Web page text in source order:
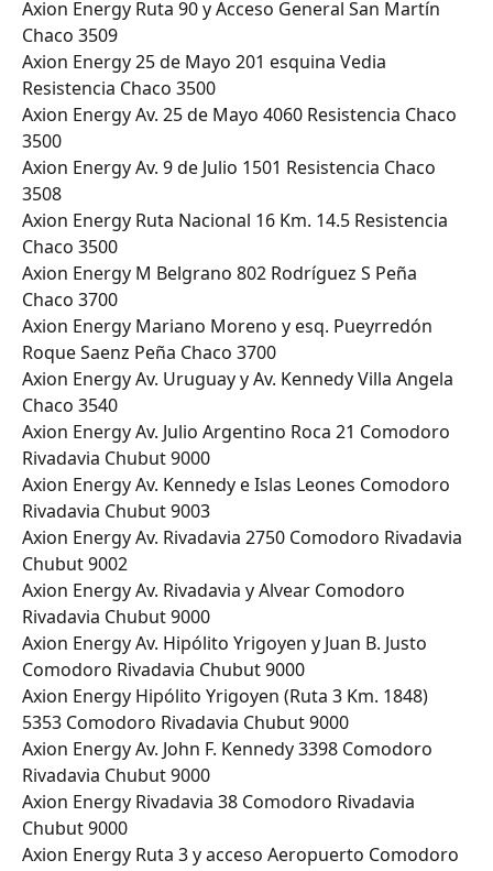
Axion Energy Ruta 90 y Acceso General San Martín
Chaco 3509
Axion Energy 25 de Mayo 201 esquina Vedia
Resistencia Chaco 3500
Axion Energy Av. 25 de Mayo 4060 Resistencia Chaco
3500
Axion Energy Av. 9 de Julio 1501 Resistencia Chaco
3508
Axion Energy Ruta Nacional 16 Km. 14.5 Resistencia
Chaco 3500
Axion Energy M Belgrano 802 Rodríguez S Peña
Chaco 3700
Axion Energy Mariano Moreno y esq. Pueyrredón
Roque Saenz Peña Chaco 3700
Axion Energy Av. Uruguay y Av. Kennedy Villa Angela
Chaco 3540
Axion Energy Av. Julio Argentino Roca 21 Comodoro
Rivadavia Chubut 9000
Axion Energy Av. Kennedy e Islas Leones Comodoro
Rivadavia Chubut 9003
Axion Energy Av. Rivadavia 2750 Comodoro Rivadavia
Chubut 9002
Axion Energy Av. Rivadavia y Alvear Comodoro
Rivadavia Chubut 9000
Axion Energy Av. Hipólito Yrigoyen y Juan B. Justo
Comodoro Rivadavia Chubut 9000
Axion Energy Hipólito Yrigoyen (Ruta 3 Km. 1848)
5353 Comodoro Rivadavia Chubut 9000
Axion Energy Av. John F. Kennedy 3398 Comodoro
Rivadavia Chubut 9000
Axion Energy Rivadavia 38 Comodoro Rivadavia
Chubut 9000
Axion Energy Ruta 3 y acceso Aeropuerto Comodoro